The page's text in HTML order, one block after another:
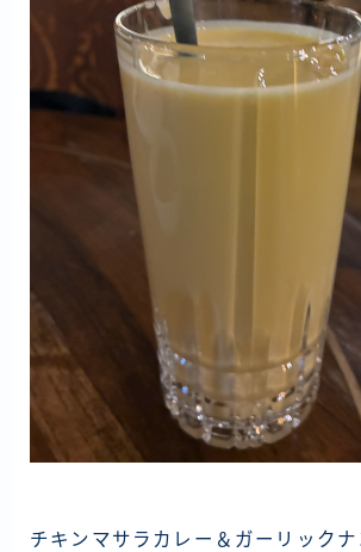
チキンマサラカレー＆ガーリックナ